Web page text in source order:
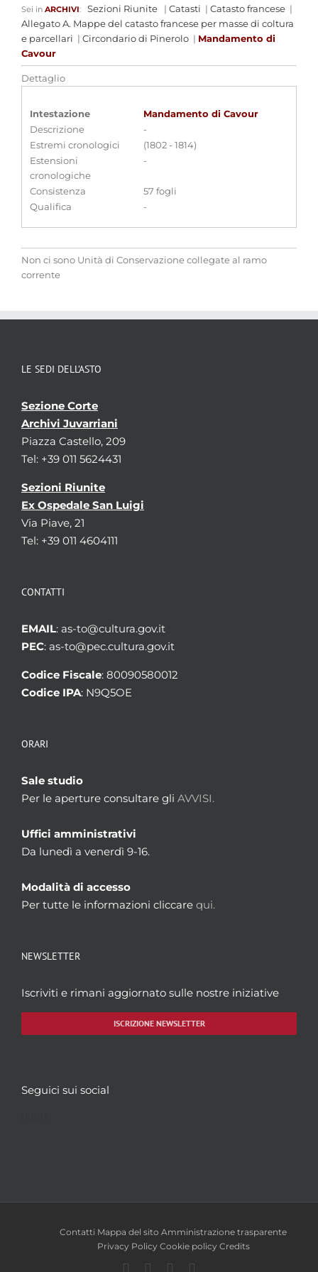
Sei in ARCHIVI: Sezioni Riunite | Catasti | Catasto francese |
Allegato A. Mappe del catasto francese per masse di coltura
e parcellari | Circondario di Pinerolo | Mandamento di
Cavour
Dettaglio
Intestazione
Mandamento di Cavour
Descrizione
-
Estremi cronologici
(1802 - 1814)
Estensioni
cronologiche
-
Consistenza
57 fogli
Qualifica
-
Non ci sono Unità di Conservazione collegate al ramo
corrente
LE SEDI DELL’ASTO
Sezione Corte
Archivi Juvarriani
Piazza Castello, 209
Tel: +39 011 5624431
Sezioni Riunite
Ex Ospedale San Luigi
Via Piave, 21
Tel: +39 011 4604111
CONTATTI
EMAIL: as-to@cultura.gov.it
PEC: as-to@pec.cultura.gov.it
Codice Fiscale: 80090580012
Codice IPA: N9Q5OE
ORARI
Sale studio
Per le aperture consultare gli AVVISI.
Uffici amministrativi
Da lunedì a venerdì 9-16.
Modalità di accesso
Per tutte le informazioni cliccare qui.
NEWSLETTER
Iscriviti e rimani aggiornato sulle nostre iniziative
ISCRIZIONE NEWSLETTER
Seguici sui social
Contatti Mappa del sito Amministrazione trasparente
Privacy Policy Cookie policy Credits
Facebook
TwitterYouTube